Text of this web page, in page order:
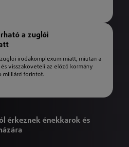
a zuglói
irodakomplexum miatt, miután a
visszaköveteli az előző kormány
milliárd forintot.
érkeznek énekkarok és